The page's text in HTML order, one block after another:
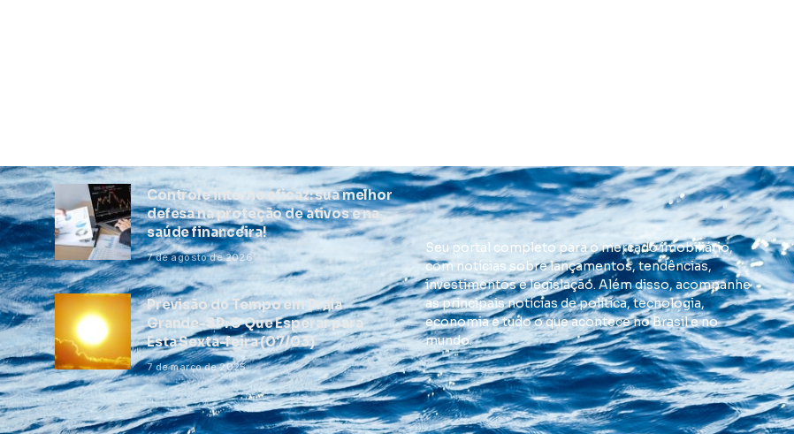
Controle interno eficaz: sua melhor
defesa na proteção de ativos e na
saúde financeira!
7 de agosto de 2026
Previsão do Tempo em Praia
Grande-SP: O Que Esperar para
Esta Sexta-feira (07/03)
7 de março de 2025
Seu portal completo para o mercado imobiliário,
com notícias sobre lançamentos, tendências,
investimentos e legislação. Além disso, acompanhe
as principais notícias de política, tecnologia,
economia e tudo o que acontece no Brasil e no
mundo.